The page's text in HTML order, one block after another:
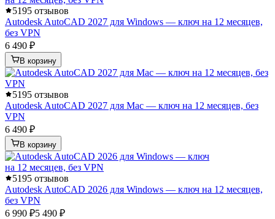
5195 отзывов
Autodesk AutoCAD 2027 для Windows — ключ на 12 месяцев,
без VPN
6 490 ₽
В корзину
5195 отзывов
Autodesk AutoCAD 2027 для Mac — ключ на 12 месяцев, без
VPN
6 490 ₽
В корзину
5195 отзывов
Autodesk AutoCAD 2026 для Windows — ключ на 12 месяцев,
без VPN
6 990 ₽5 490 ₽